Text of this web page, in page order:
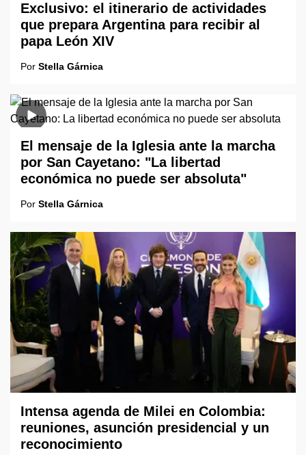
Exclusivo: el itinerario de actividades
que prepara Argentina para recibir al
papa León XIV
Por Stella Gárnica
El mensaje de la Iglesia ante la marcha
por San Cayetano: "La libertad
económica no puede ser absoluta"
Por Stella Gárnica
Intensa agenda de Milei en Colombia:
reuniones, asunción presidencial y un
reconocimiento